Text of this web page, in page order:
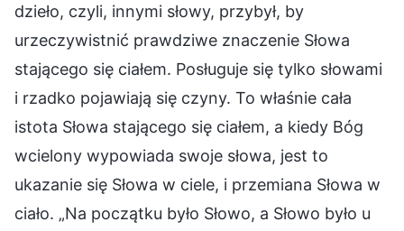
dzieło, czyli, innymi słowy, przybył, by
urzeczywistnić prawdziwe znaczenie Słowa
stającego się ciałem. Posługuje się tylko słowami
i rzadko pojawiają się czyny. To właśnie cała
istota Słowa stającego się ciałem, a kiedy Bóg
wcielony wypowiada swoje słowa, jest to
ukazanie się Słowa w ciele, i przemiana Słowa w
ciało. „Na początku było Słowo, a Słowo było u